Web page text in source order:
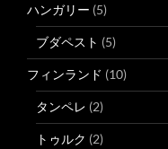
ハンガリー (5)
ブダペスト (5)
フィンランド (10)
タンペレ (2)
トゥルク (2)